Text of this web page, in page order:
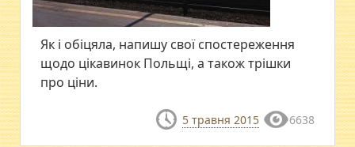
Як і обіцяла, напишу свої спостереження
щодо цікавинок Польщі, а також трішки
про ціни.
5 травня 2015 6638